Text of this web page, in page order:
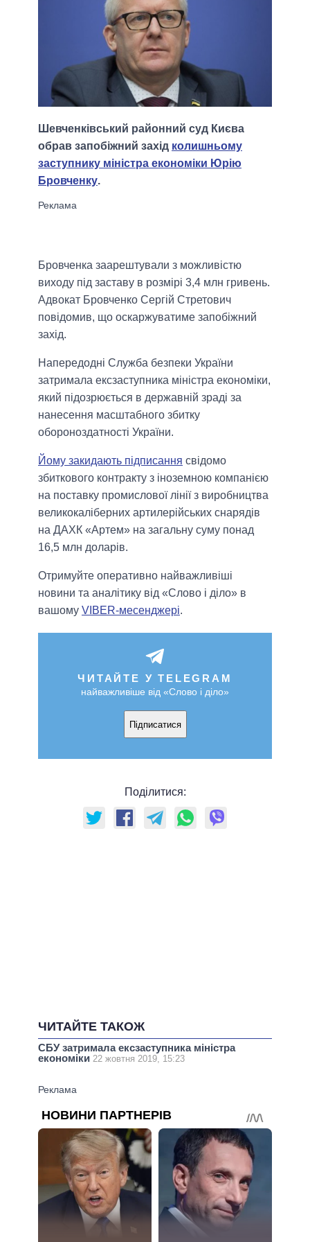
Шевченківський районний суд Києва
обрав запобіжний захід колишньому
заступнику міністра економіки Юрію
Бровченку.
Бровченка заарештували з можливістю
виходу під заставу в розмірі 3,4 млн гривень.
Адвокат Бровченко Сергій Стретович
повідомив, що оскаржуватиме запобіжний
захід.
Напередодні Служба безпеки України
затримала ексзаступника міністра економіки,
який підозрюється в державній зраді за
нанесення масштабного збитку
обороноздатності України.
Йому закидають підписання свідомо
збиткового контракту з іноземною компанією
на поставку промислової лінії з виробництва
великокаліберних артилерійських снарядів
на ДАХК «Артем» на загальну суму понад
16,5 млн доларів.
Отримуйте оперативно найважливіші
новини та аналітику від «Слово і діло» в
вашому VIBER-месенджері.
ЧИТАЙТЕ У TELEGRAM
найважливіше від «Слово і діло»
Підписатися
Поділитися:
ЧИТАЙТЕ ТАКОЖ
СБУ затримала ексзаступника міністра
економіки 22 жовтня 2019, 15:23